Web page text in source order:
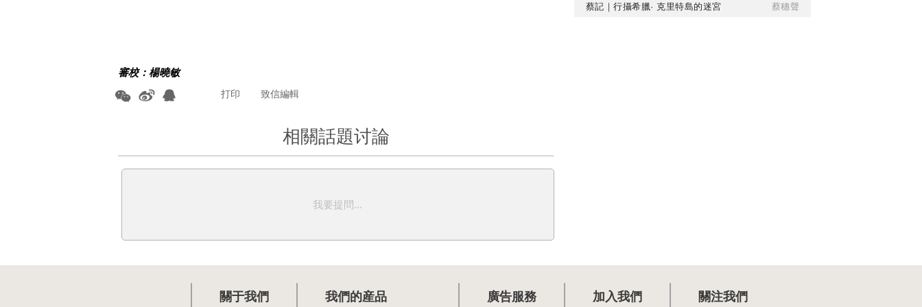
審校：楊曉敏
致信編輯
打印
相關話題讨論
我要提問...
蔡記｜行攝希臘· 克里特島的迷宮 蔡穗聲
關于我們 我們的産品 廣告服務 加入我們 關注我們